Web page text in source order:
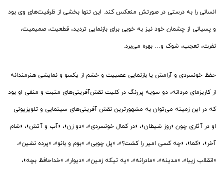
انسانی را به درستی در صورتش منعکس کند. این تنها بخشی از ظرفیت‌های وی بود
و پسیانی از چشمان خود نیز به خوبی برای بازنمایی تردید، قطعیت، صمیمیت،
نفرت، تعجب، شوک و… بهره می‌برد.
حفظ خونسردی و آرامش یا بازنمایی عصبیت و خشم از یکسو و نمایشی هنرمندانه
از کاریزمای مردانه، دو سویه پررنگ در کلیت نقش‌آفرینی‌های مثبت و منفی او بود
که در این زمینه می‌توان به مشهورترین نقش آفرینی‌های سینمایی و تلویزیونی
او در آثاری چون «روز شیطان»، «در کمال خونسردی»، «دو زن»، «آب و آتش»، «شام
آخر»، «کما»، «چه کسی امیر را کشت؟»، «پل چوبی»، «بوم و بانو»، «پرده نشین»،
«انقلاب زیبا»، «مدینه»، «مادرانه»، «یه تیکه زمین»، «دیوار»، «خداحافظ بچه»،